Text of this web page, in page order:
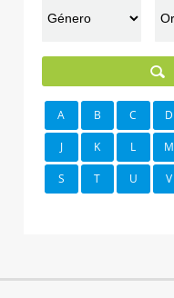
A B C D
J K L M
S T U V